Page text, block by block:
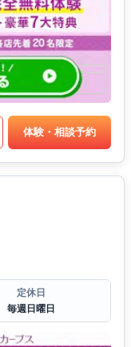
体験・相談予約
定休日
毎週日曜日